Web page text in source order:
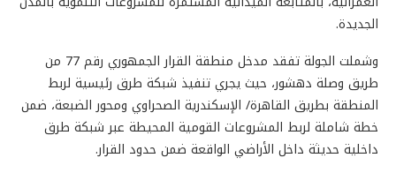
الجديدة.
وشملت الجولة تفقد مدخل منطقة القرار الجمهوري رقم 77 من
طريق وصلة دهشور، حيث يجري تنفيذ شبكة طرق رئيسية لربط
المنطقة بطريق القاهرة/ الإسكندرية الصحراوي ومحور الضبعة، ضمن
خطة شاملة لربط المشروعات القومية المحيطة عبر شبكة طرق
داخلية حديثة داخل الأراضي الواقعة ضمن حدود القرار.